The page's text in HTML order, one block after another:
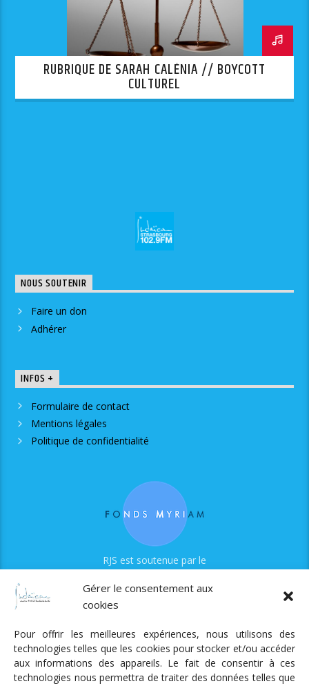
Gérer le consentement aux
cookies
Pour offrir les meilleures expériences, nous utilisons des
technologies telles que les cookies pour stocker et/ou accéder
aux informations des appareils. Le fait de consentir à ces
technologies nous permettra de traiter des données telles que
RUBRIQUE DE SARAH CALÉNIA // BOYCOTT
CULTUREL
NOUS SOUTENIR
Faire un don
Adhérer
INFOS +
Formulaire de contact
Mentions légales
Politique de confidentialité
RJS est soutenue par le